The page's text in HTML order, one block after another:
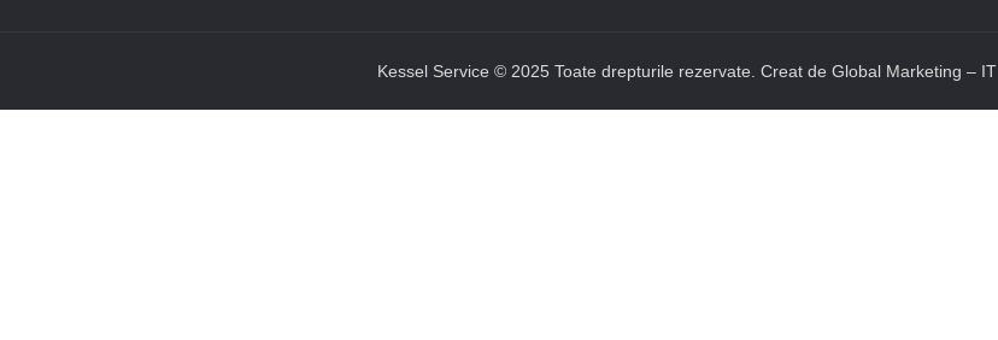
Kessel Service © 2025 Toate drepturile rezervate. Creat de Global Marketing – IT